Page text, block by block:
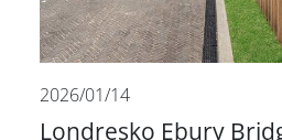
2026/01/14
Londresko Ebury